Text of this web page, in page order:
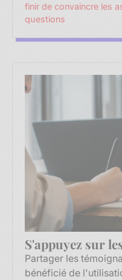
finir de convaincre les
questions
S'appuyez sur
Partager les
bénéficié de